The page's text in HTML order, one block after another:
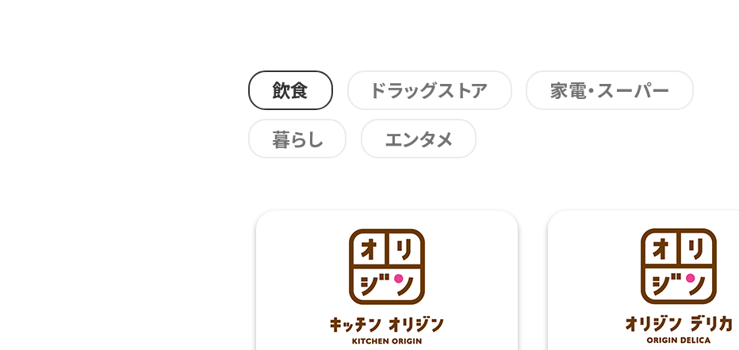
飲食 ドラッグストア
家電・スーパー
暮らし
エンタメ